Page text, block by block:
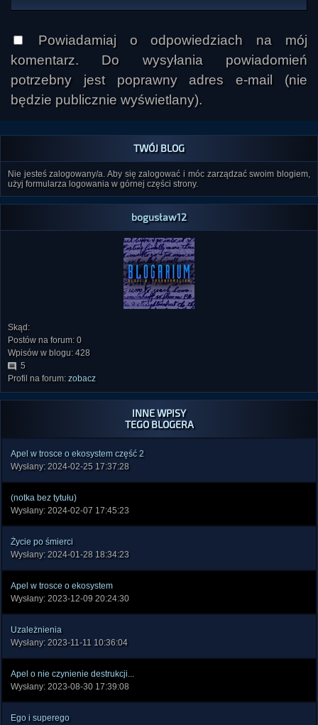
Powiadamiaj o odpowiedziach na mój
komentarz. Do wysyłania powiadomień
potrzebny jest poprawny adres e-mail (nie
będzie publicznie wyświetlany).
TWÓJ BLOG
Nie jesteś zalogowany/a. Aby się zalogować i móc zarządzać swoim blogiem,
użyj formularza logowania w górnej części strony.
bogusław12
Skąd:
Postów na forum: 0
Wpisów w blogu: 428
5
Profil na forum: zobacz
INNE WPISY
TEGO BLOGERA
Apel w trosce o ekosystem część 2
Wysłany: 2024-02-25 17:37:28
(notka bez tytułu)
Wysłany: 2024-02-07 17:45:23
Życie po śmierci
Wysłany: 2024-01-28 18:34:23
Apel w trosce o ekosystem
Wysłany: 2023-12-09 20:24:30
Uzależnienia
Wysłany: 2023-11-11 10:36:04
Apel o nie czynienie destrukcji...
Wysłany: 2023-08-30 17:39:08
Ego i superego